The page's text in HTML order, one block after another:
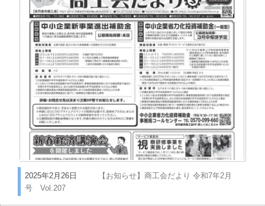
2025年2月26日
【お知らせ】商工会だより 令和7年2月
号 Vol.207